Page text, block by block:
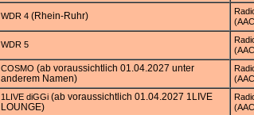
WDR 4(Rhein-Ruhr)
WDR 5
COSMO (ab voraussichtlich 01.04.2027 unter
anderem Namen)
1LIVE diGGi(ab voraussichtlich 01.04.2027 1LIVE
LOUNGE)